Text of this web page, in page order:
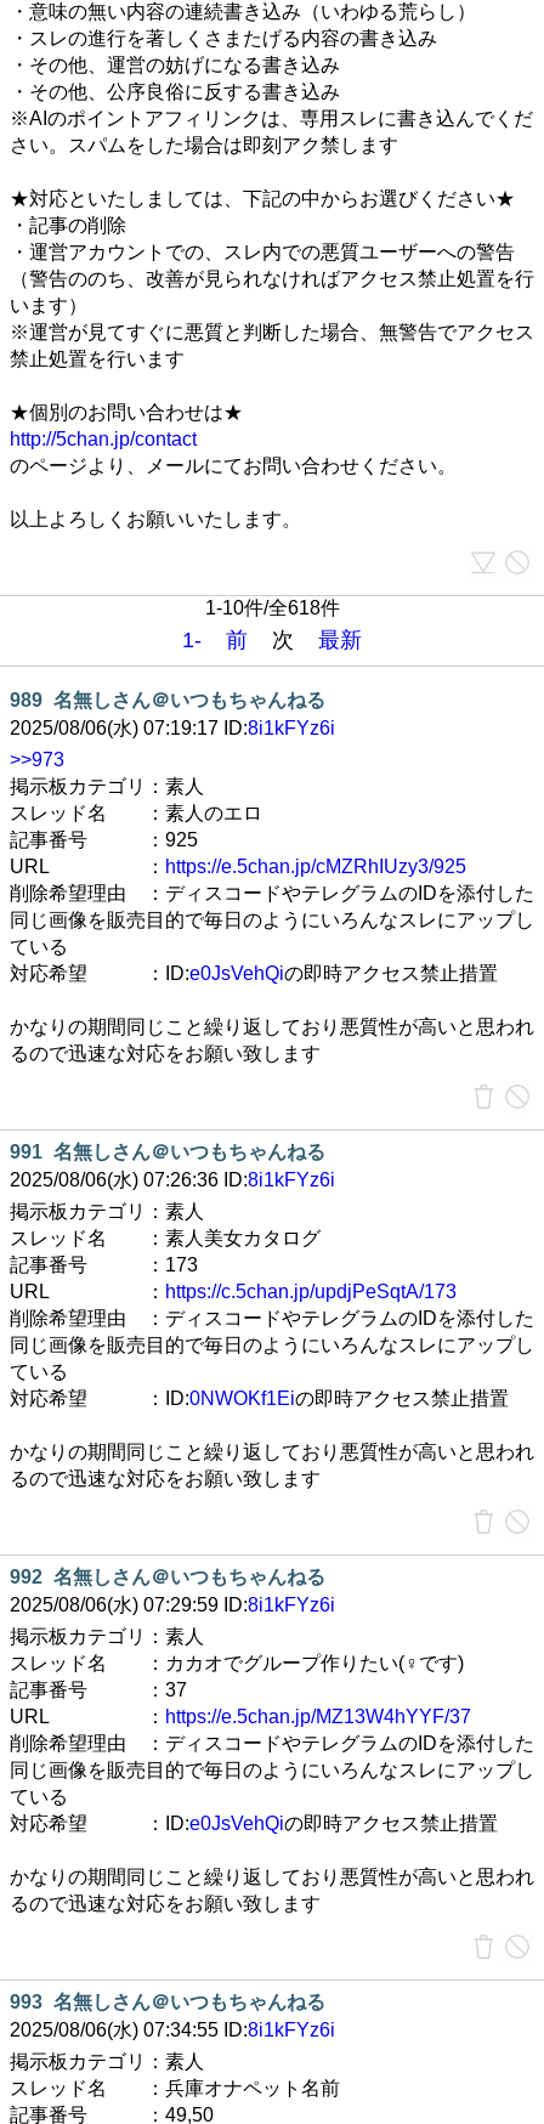
・意味の無い内容の連続書き込み（いわゆる荒らし）
・スレの進行を著しくさまたげる内容の書き込み
・その他、運営の妨げになる書き込み
・その他、公序良俗に反する書き込み
※AIのポイントアフィリンクは、専用スレに書き込んでくだ
さい。スパムをした場合は即刻アク禁します
★対応といたしましては、下記の中からお選びください★
・記事の削除
・運営アカウントでの、スレ内での悪質ユーザーへの警告
（警告ののち、改善が見られなければアクセス禁止処置を行
います）
※運営が見てすぐに悪質と判断した場合、無警告でアクセス
禁止処置を行います
★個別のお問い合わせは★
http://5chan.jp/contact
のページより、メールにてお問い合わせください。
以上よろしくお願いいたします。
1-10件/全618件
1- 前 次 最新
989 名無しさん＠いつもちゃんねる
2025/08/06(水) 07:19:17 ID:8i1kFYz6i
>>973
掲示板カテゴリ：素人
スレッド名 ：素人のエロ
記事番号 ：925
URL ： https://e.5chan.jp/cMZRhIUzy3/925
削除希望理由 ：ディスコードやテレグラムのIDを添付した
同じ画像を販売目的で毎日のようにいろんなスレにアップし
ている
対応希望 ：ID:e0JsVehQiの即時アクセス禁止措置
かなりの期間同じこと繰り返しており悪質性が高いと思われ
るので迅速な対応をお願い致します
991 名無しさん＠いつもちゃんねる
2025/08/06(水) 07:26:36 ID:8i1kFYz6i
掲示板カテゴリ：素人
スレッド名 ：素人美女カタログ
記事番号 ：173
URL ： https://c.5chan.jp/updjPeSqtA/173
削除希望理由 ：ディスコードやテレグラムのIDを添付した
同じ画像を販売目的で毎日のようにいろんなスレにアップし
ている
対応希望 ：ID:0NWOKf1Eiの即時アクセス禁止措置
かなりの期間同じこと繰り返しており悪質性が高いと思われ
るので迅速な対応をお願い致します
992 名無しさん＠いつもちゃんねる
2025/08/06(水) 07:29:59 ID:8i1kFYz6i
掲示板カテゴリ：素人
スレッド名 ：カカオでグループ作りたい(♀︎です)
記事番号 ：37
URL ： https://e.5chan.jp/MZ13W4hYYF/37
削除希望理由 ：ディスコードやテレグラムのIDを添付した
同じ画像を販売目的で毎日のようにいろんなスレにアップし
ている
対応希望 ：ID:e0JsVehQiの即時アクセス禁止措置
かなりの期間同じこと繰り返しており悪質性が高いと思われ
るので迅速な対応をお願い致します
993 名無しさん＠いつもちゃんねる
2025/08/06(水) 07:34:55 ID:8i1kFYz6i
掲示板カテゴリ：素人
スレッド名 ：兵庫オナペット名前
記事番号 ：49,50